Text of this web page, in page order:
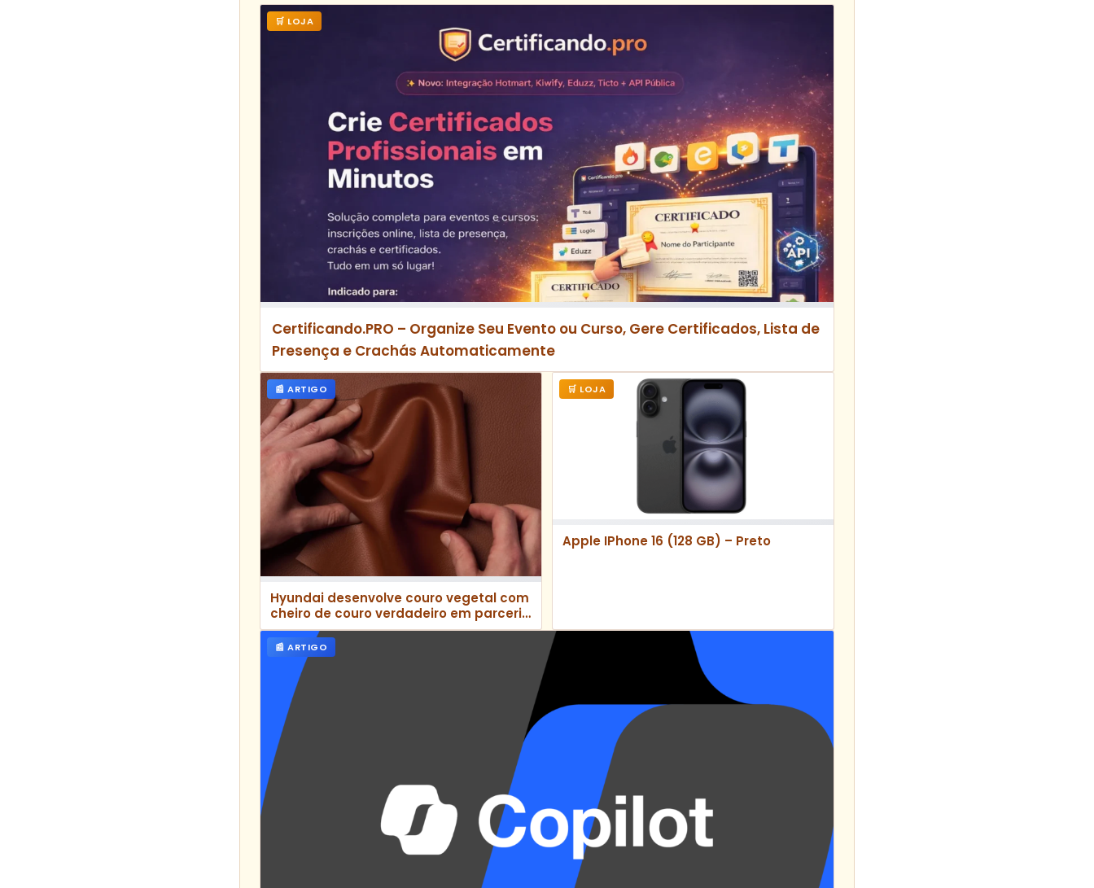
🛒 LOJA
Certificando.PRO – Organize Seu Evento ou Curso, Gere Certificados, Lista de
Presença e Crachás Automaticamente
📰 ARTIGO
Hyundai desenvolve couro vegetal com
cheiro de couro verdadeiro em parceria
com a Uncaged Innovations
🛒 LOJA
Apple IPhone 16 (128 GB) – Preto
📰 ARTIGO